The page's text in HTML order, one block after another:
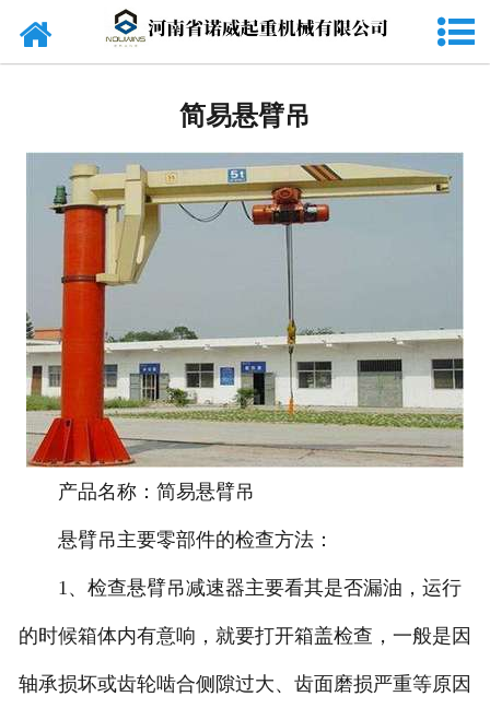
网站首页
货梯
电动葫芦
起重配件
电磁吸盘
抓斗
电动平车
简易悬臂吊
产品名称：简易悬臂吊
悬臂吊主要零部件的检查方法：
1、检查悬臂吊减速器主要看其是否漏油，运行
的时候箱体内有意响，就要打开箱盖检查，一般是因
轴承损坏或齿轮啮合侧隙过大、齿面磨损严重等原因